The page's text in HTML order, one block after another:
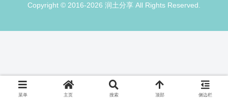
Copyright © 2016-2026 润土分享 All Rights Reserved.
菜单 主页 搜索 顶部 侧边栏